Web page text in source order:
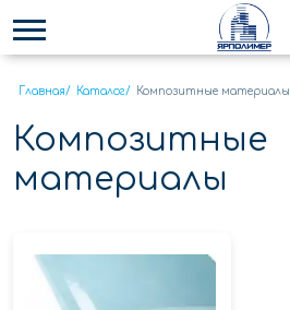
Главная/ Каталог/ Композитные материалы
Композитные
материалы